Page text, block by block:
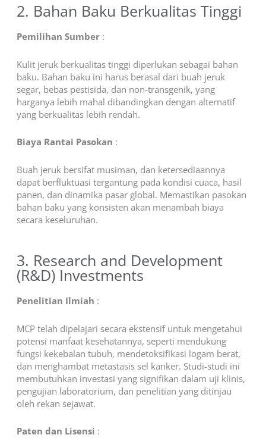
2. Bahan Baku Berkualitas Tinggi
Pemilihan Sumber :
Kulit jeruk berkualitas tinggi diperlukan sebagai bahan
baku. Bahan baku ini harus berasal dari buah jeruk
segar, bebas pestisida, dan non-transgenik, yang
harganya lebih mahal dibandingkan dengan alternatif
yang berkualitas lebih rendah.
Biaya Rantai Pasokan :
Buah jeruk bersifat musiman, dan ketersediaannya
dapat berfluktuasi tergantung pada kondisi cuaca, hasil
panen, dan dinamika pasar global. Memastikan pasokan
bahan baku yang konsisten akan menambah biaya
secara keseluruhan.
3. Research and Development
(R&D) Investments
Penelitian Ilmiah :
MCP telah dipelajari secara ekstensif untuk mengetahui
potensi manfaat kesehatannya, seperti mendukung
fungsi kekebalan tubuh, mendetoksifikasi logam berat,
dan menghambat metastasis sel kanker. Studi-studi ini
membutuhkan investasi yang signifikan dalam uji klinis,
pengujian laboratorium, dan penelitian yang ditinjau
oleh rekan sejawat.
Paten dan Lisensi :